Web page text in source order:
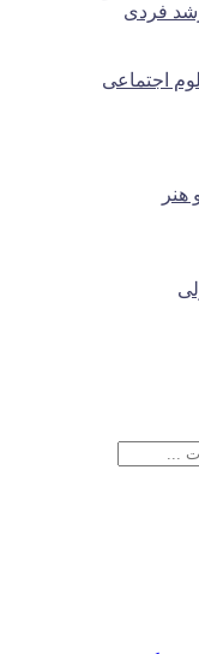
فردی
اجتماعی
هنر